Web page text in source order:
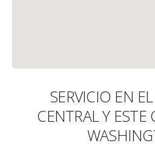
SERVICIO EN
CENTRAL Y ESTE